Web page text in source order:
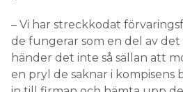
– Vi har streckkodat
de fungerar som en del av
händer det inte så sällan att
en pryl de saknar i kompisens